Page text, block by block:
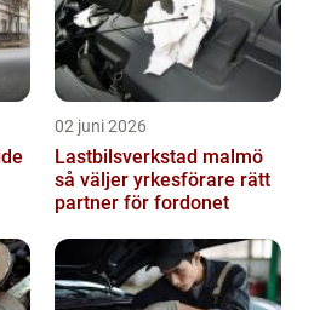
02 juni 2026
Lastbilsverkstad malmö
så väljer yrkesförare rätt
partner för fordonet